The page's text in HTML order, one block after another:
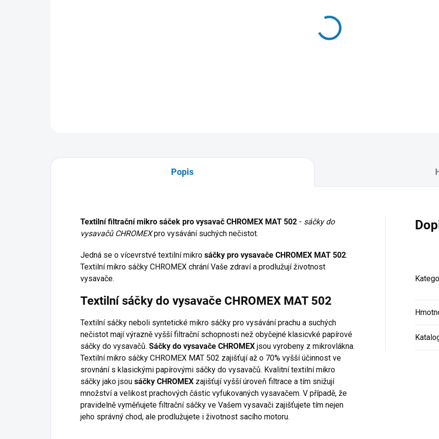
Popis
Textilní filtrační mikro sáček pro vysavač CHROMEX MAT 502 - sáčky do
vysavačů CHROMEXpro vysávání suchých nečistot.
Jedná se o vícevrstvé textilní mikro sáčky pro vysavače CHROMEX MAT 502.
Textilní mikro sáčky CHROMEX chrání Vaše zdraví a prodlužují životnost
vysavače.
Textilní sáčky do vysavače CHROMEX MAT 502
Textilní sáčky neboli syntetické mikro sáčky pro vysávání prachu a suchých
nečistot mají výrazně vyšší filtrační schopnosti než obyčejné klasicvké papírové
sáčky do vysavačů. Sáčky do vysavače CHROMEX jsou vyrobeny z mikrovlákna.
Textilní mikro sáčky CHROMEX MAT 502 zajišťují až o 70% vyšší účinnost ve
srovnání s klasickými papírovými sáčky do vysavačů. Kvalitní textilní mikro
sáčky jako jsou sáčky CHROMEX zajišťují vyšší úroveň filtrace a tím snižují
množství a velikost prachových částic vyfukovaných vysavačem. V případě, že
pravidelně vyměňujete filtrační sáčky ve Vašem vysavači zajišťujete tím nejen
jeho správný chod, ale prodlužujete i životnost sacího motoru.